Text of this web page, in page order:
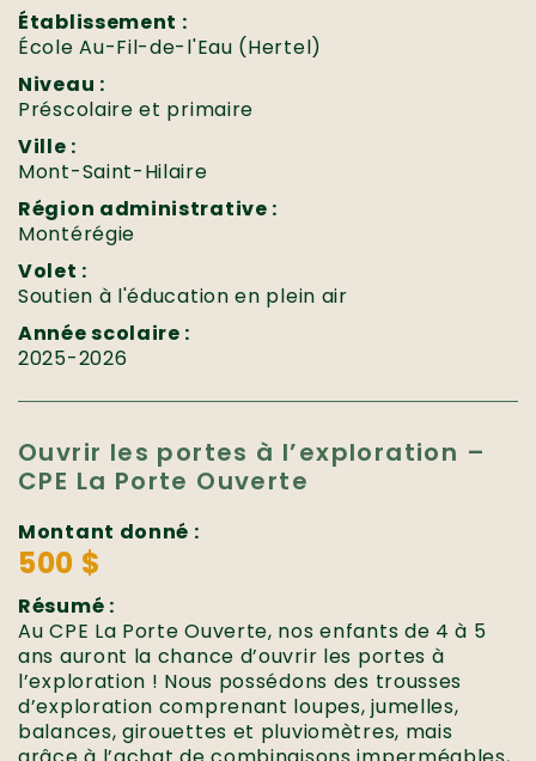
Établissement :
École Au-Fil-de-l'Eau (Hertel)
Niveau :
Préscolaire et primaire
Ville :
Mont-Saint-Hilaire
Région administrative :
Montérégie
Volet :
Soutien à l'éducation en plein air
Année scolaire :
2025-2026
Ouvrir les portes à l’exploration –
CPE La Porte Ouverte
Montant donné :
500 $
Résumé :
Au CPE La Porte Ouverte, nos enfants de 4 à 5
ans auront la chance d’ouvrir les portes à
l’exploration ! Nous possédons des trousses
d’exploration comprenant loupes, jumelles,
balances, girouettes et pluviomètres, mais